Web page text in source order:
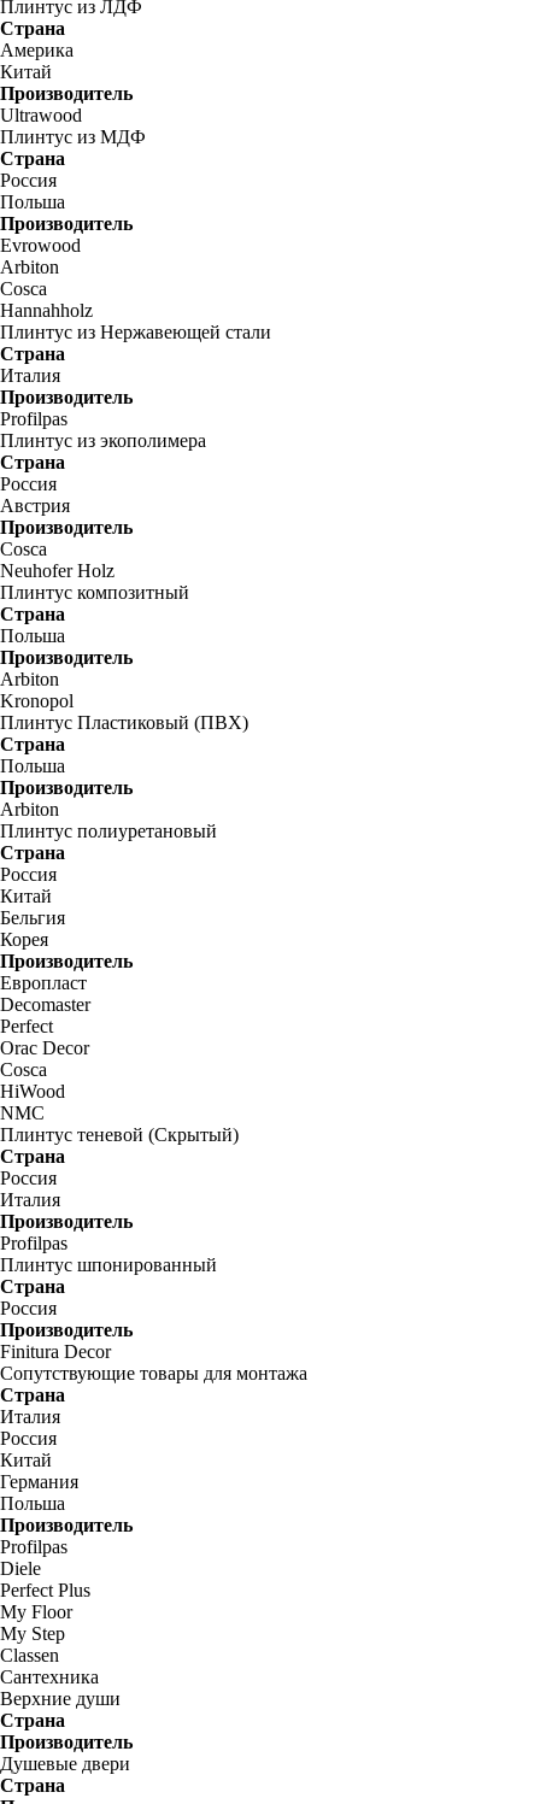
Плинтус из ЛДФ
Страна
Америка
Китай
Производитель
Ultrawood
Плинтус из МДФ
Страна
Россия
Польша
Производитель
Evrowood
Arbiton
Cosca
Hannahholz
Плинтус из Нержавеющей стали
Страна
Италия
Производитель
Profilpas
Плинтус из экополимера
Страна
Россия
Австрия
Производитель
Cosca
Neuhofer Holz
Плинтус композитный
Страна
Польша
Производитель
Arbiton
Kronopol
Плинтус Пластиковый (ПВХ)
Страна
Польша
Производитель
Arbiton
Плинтус полиуретановый
Страна
Россия
Китай
Бельгия
Корея
Производитель
Европласт
Decomaster
Perfect
Orac Decor
Cosca
HiWood
NMC
Плинтус теневой (Скрытый)
Страна
Россия
Италия
Производитель
Profilpas
Плинтус шпонированный
Страна
Россия
Производитель
Finitura Decor
Сопутствующие товары для монтажа
Страна
Италия
Россия
Китай
Германия
Польша
Производитель
Profilpas
Diele
Perfect Plus
My Floor
My Step
Classen
Сантехника
Верхние души
Страна
Производитель
Душевые двери
Страна